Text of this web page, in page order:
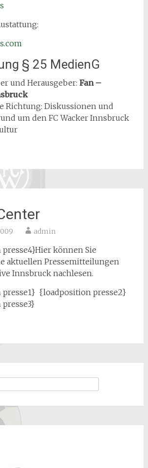
§ 25 MedienG
und Herausgeber: Fan –
Richtung: Diskussionen und
um den FC Wacker Innsbruck
admin
können Sie
aktuellen Pressemitteilungen
Innsbruck nachlesen.
{loadposition presse2}